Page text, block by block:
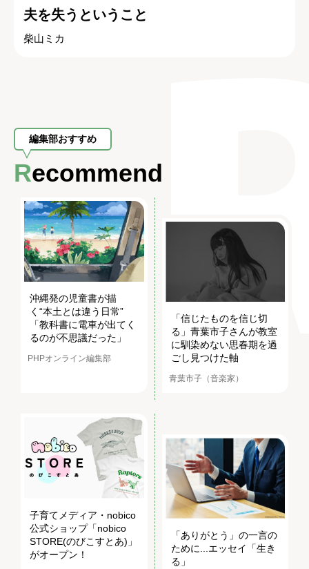
夫を失うということ
柴山ミカ
編集部おすすめ
Recommend
沖縄発の児童書が描
く“本土とは違う日常”
「教科書に電車が出てく
るのが不思議だった」
PHPオンライン編集部
「信じたものを信じ切
る」青葉市子さんが教室
に馴染めない思春期を過
ごし見つけた軸
青葉市子（音楽家）
子育てメディア・nobico
公式ショップ「nobico
STORE(のびこすとあ)」
がオープン！
「ありがとう」の一言の
ために...エッセイ「生き
る」